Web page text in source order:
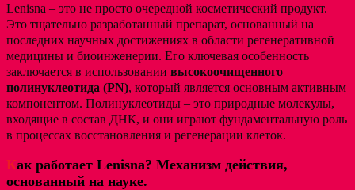
Lenisna – это не просто очередной косметический продукт.
Это тщательно разработанный препарат, основанный на
последних научных достижениях в области регенеративной
медицины и биоинженерии. Его ключевая особенность
заключается в использовании высокоочищенного
полинуклеотида (PN), который является основным активным
компонентом. Полинуклеотиды – это природные молекулы,
входящие в состав ДНК, и они играют фундаментальную роль
в процессах восстановления и регенерации клеток.
Как работает Lenisna? Механизм действия,
основанный на науке.